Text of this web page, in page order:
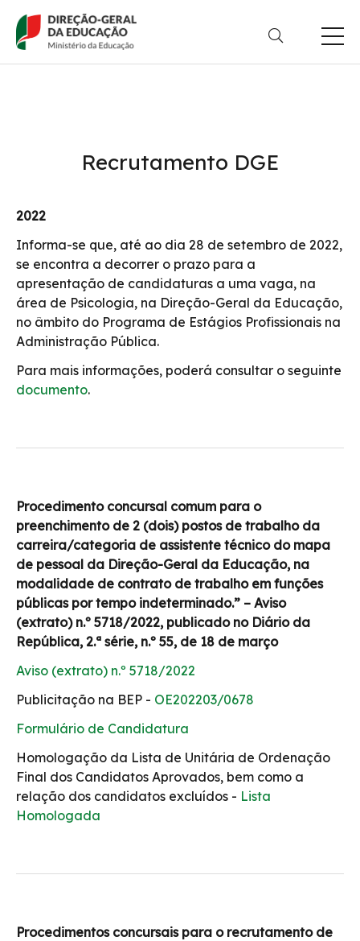
Recrutamento DGE
2022
Informa-se que, até ao dia 28 de setembro de 2022,
se encontra a decorrer o prazo para a
apresentação de candidaturas a uma vaga, na
área de Psicologia, na Direção-Geral da Educação,
no âmbito do Programa de Estágios Profissionais na
Administração Pública.
Para mais informações, poderá consultar o seguinte
documento.
Procedimento concursal comum para o
preenchimento de 2 (dois) postos de trabalho da
carreira/categoria de assistente técnico do mapa
de pessoal da Direção-Geral da Educação, na
modalidade de contrato de trabalho em funções
públicas por tempo indeterminado.” – Aviso
(extrato) n.º 5718/2022, publicado no Diário da
República, 2.ª série, n.º 55, de 18 de março
Aviso (extrato) n.º 5718/2022
Publicitação na BEP - OE202203/0678
Formulário de Candidatura
Homologação da Lista de Unitária de Ordenação
Final dos Candidatos Aprovados, bem como a
relação dos candidatos excluídos - Lista
Homologada
Procedimentos concursais para o recrutamento de